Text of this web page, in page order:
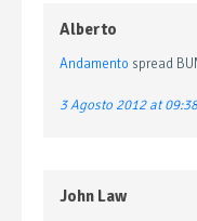
Alberto
Andamento spread
3 Agosto 2012 at 09:38
John Law